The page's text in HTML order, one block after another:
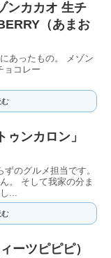
ンカカオ 生チ
（あまお
あったもの。 メゾン
ョコレー
ンカロン」
のグルメ担当です。
。 そして我家の分ま
...
ーツピピピ）